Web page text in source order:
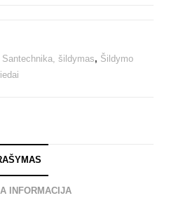
Santechnika, šildymas, Šildymo
INFORMACIJA